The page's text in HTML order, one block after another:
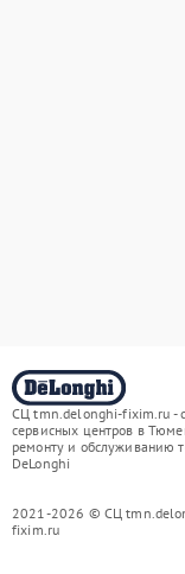
СЦ tmn.delonghi-fixim.ru -
сервисных центров в
ремонту и обслуживанию
DeLonghi
2021-2026 © СЦ
fixim.ru